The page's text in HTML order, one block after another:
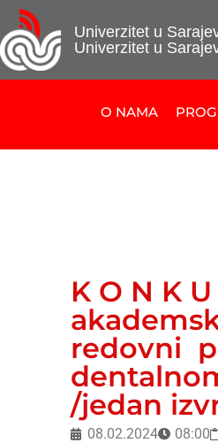
Univerzitet u
Univerzitet u
O NAMA
K O N K
redovni
/jedan
08.02.2024 08:00